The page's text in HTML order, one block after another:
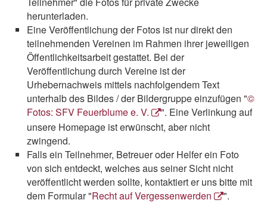
herunterladen.
Eine Veröffentlichung der Fotos ist nur direkt den
teilnehmenden Vereinen im Rahmen ihrer jeweiligen
Öffentlichkeitsarbeit gestattet. Bei der
Veröffentlichung durch Vereine ist der
Urhebernachweis mittels nachfolgendem Text
unterhalb des Bildes / der Bildergruppe einzufügen "©
Fotos: SFV Feuerblume e. V.
". Eine Verlinkung auf
unsere Homepage ist erwünscht, aber nicht
zwingend.
Falls ein Teilnehmer, Betreuer oder Helfer ein Foto
von sich entdeckt, welches aus seiner Sicht nicht
veröffentlicht werden sollte, kontaktiert er uns bitte mit
dem Formular "Recht auf Vergessenwerden ".